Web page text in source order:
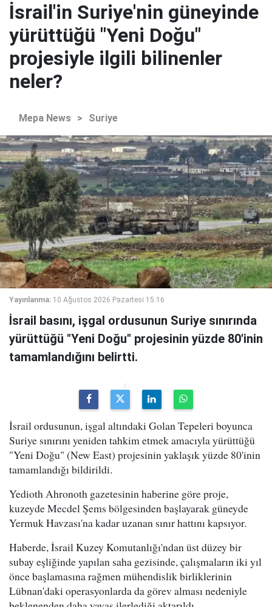
İsrail'in Suriye'nin güneyinde
yürüttüğü "Yeni Doğu"
projesiyle ilgili bilinenler
neler?
Mepa News > Suriye
Yayınlanma: 10 Ağustos 2026 Pazartesi 15:16
İsrail basını, işgal ordusunun Suriye sınırında
yürüttüğü "Yeni Doğu" projesinin yüzde 80'inin
tamamlandığını belirtti.
İsrail ordusunun, işgal altındaki Golan Tepeleri boyunca
Suriye sınırını yeniden tahkim etmek amacıyla yürüttüğü
"Yeni Doğu" (New East) projesinin yaklaşık yüzde 80'inin
tamamlandığı bildirildi.
Yedioth Ahronoth gazetesinin haberine göre proje,
kuzeyde Mecdel Şems bölgesinden başlayarak güneyde
Yermuk Havzası'na kadar uzanan sınır hattını kapsıyor.
Haberde, İsrail Kuzey Komutanlığı'ndan üst düzey bir
subay eşliğinde yapılan saha gezisinde, çalışmaların iki yıl
önce başlamasına rağmen mühendislik birliklerinin
Lübnan'daki operasyonlarda da görev alması nedeniyle